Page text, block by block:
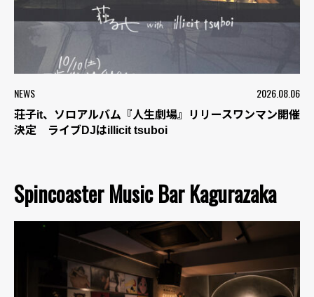
NEWS 2026.08.06
荘子it、ソロアルバム『人生劇場』リリースワンマン開催
決定 ライブDJはillicit tsuboi
Spincoaster Music Bar Kagurazaka